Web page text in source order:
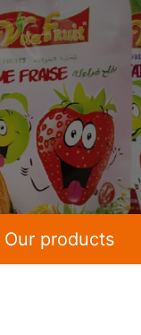
Our products